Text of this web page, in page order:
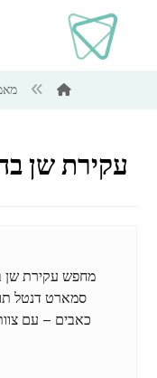
עקירת שן
מחפש עקירת שן
סמארט דנטל
כאבים – עם